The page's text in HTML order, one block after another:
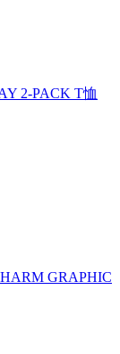
2-PACK T恤
GRAPHIC